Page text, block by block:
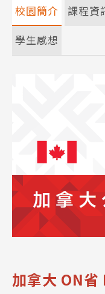
校園簡介
加拿大 ON
課程資
學生感想